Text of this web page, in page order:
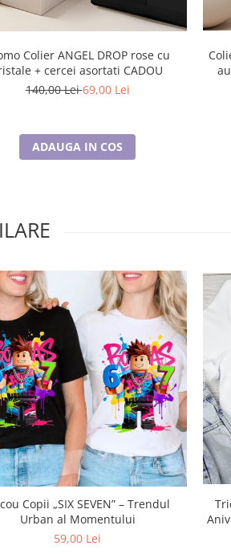
Colier ANGEL DROP rose cu
+ cercei asortati CADOU
140,00 Lei69,00 Lei
ADAUGA IN COS
Colier RED HEART cu
Copii „SIX SEVEN” – Trendul
Urban al Momentului
59,00 Lei
Tricou cu